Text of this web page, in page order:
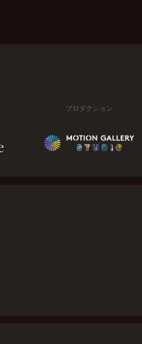
プロダクション